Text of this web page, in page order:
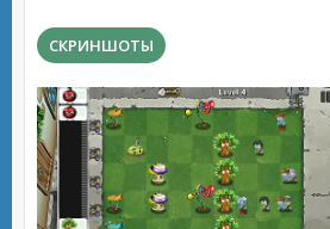
СКРИНШОТЫ